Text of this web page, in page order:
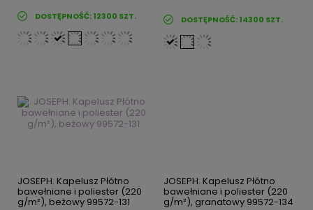
DOSTĘPNOŚĆ:12300 SZT. DOSTĘPNOŚĆ:14300 SZT.
JOSEPH. Kapelusz Płótno
bawełniane i poliester (220
g/m²), beżowy 99572-131
JOSEPH. Kapelusz Płótno
bawełniane i poliester (220
g/m²), granatowy 99572-134